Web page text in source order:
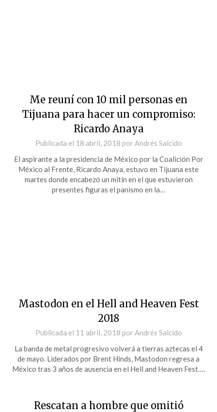
Me reuní con 10 mil personas en
Tijuana para hacer un compromiso:
Ricardo Anaya
Publicada el 18 abril, 2018 por Andrés Salcido
El aspirante a la presidencia de México por la Coalición Por
México al Frente, Ricardo Anaya, estuvo en Tijuana este
martes donde encabezó un mitín en el que estuvieron
presentes figuras el panismo en la…
Mastodon en el Hell and Heaven Fest
2018
Publicada el 11 abril, 2018 por Andrés Salcido
La banda de metal progresivo volverá a tierras aztecas el 4
de mayo. Liderados por Brent Hinds, Mastodon regresa a
México tras 3 años de ausencia en el Hell and Heaven Fest….
Rescatan a hombre que omitió